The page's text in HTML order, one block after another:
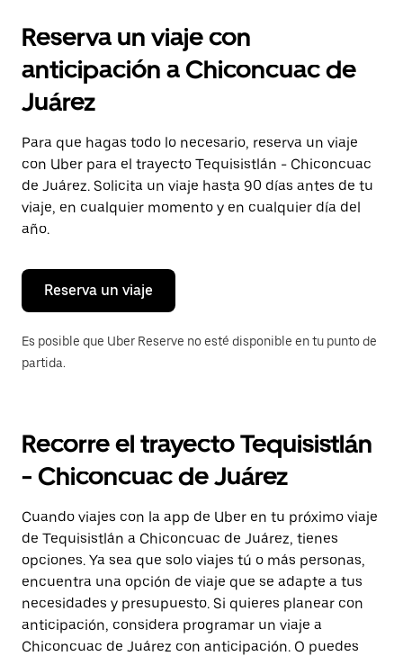
el
y
selecciona
una
Presiona
la
tecla Esc
para
cerrar
el
calendario.
Reserva un viaje con
anticipación a Chiconcuac de
Juárez
Para que hagas todo lo necesario, reserva un viaje
con Uber para el trayecto Tequisistlán - Chiconcuac
de Juárez. Solicita un viaje hasta 90 días antes de tu
viaje, en cualquier momento y en cualquier día del
año.
Reserva un viaje
Es posible que Uber Reserve no esté disponible en tu punto de
partida.
Recorre el trayecto Tequisistlán
- Chiconcuac de Juárez
Cuando viajes con la app de Uber en tu próximo viaje
de Tequisistlán a Chiconcuac de Juárez, tienes
opciones. Ya sea que solo viajes tú o más personas,
encuentra una opción de viaje que se adapte a tus
necesidades y presupuesto. Si quieres planear con
anticipación, considera programar un viaje a
Chiconcuac de Juárez con anticipación. O puedes